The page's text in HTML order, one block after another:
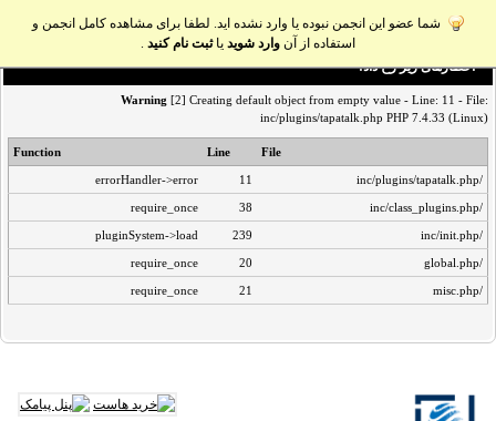
شما عضو این انجمن نبوده یا وارد نشده اید. لطفا برای مشاهده کامل انجمن و
استفاده از آن وارد شوید یاثبت نام کنید .
اخطار‌های زیر رخ داد:
Warning [2] Creating default object from empty value - Line: 11 - File:
inc/plugins/tapatalk.php PHP 7.4.33 (Linux)
File
Line
Function
/inc/plugins/tapatalk.php
11
errorHandler->error
/inc/class_plugins.php
38
require_once
/inc/init.php
239
pluginSystem->load
/global.php
20
require_once
/misc.php
21
require_once